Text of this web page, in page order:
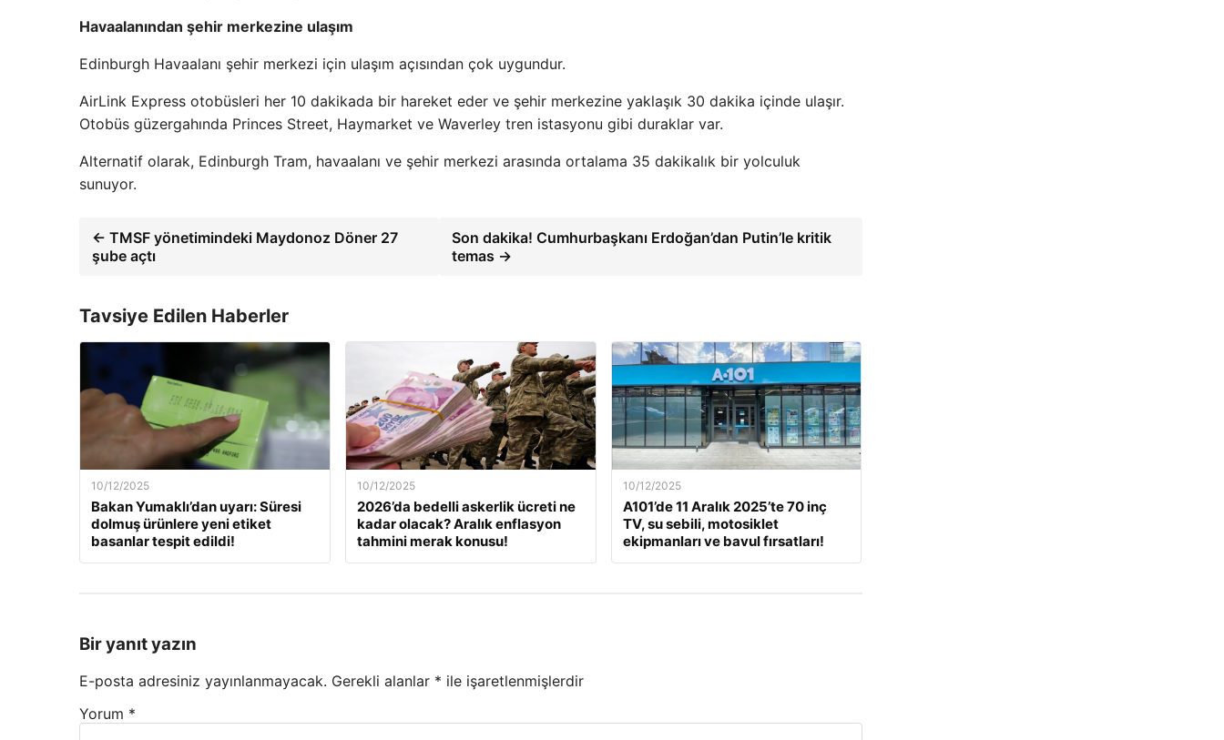
Havaalanından şehir merkezine ulaşım
Edinburgh Havaalanı şehir merkezi için ulaşım açısından çok uygundur.
AirLink Express otobüsleri her 10 dakikada bir hareket eder ve şehir merkezine yaklaşık 30 dakika içinde ulaşır.
Otobüs güzergahında Princes Street, Haymarket ve Waverley tren istasyonu gibi duraklar var.
Alternatif olarak, Edinburgh Tram, havaalanı ve şehir merkezi arasında ortalama 35 dakikalık bir yolculuk
sunuyor.
← TMSF yönetimindeki Maydonoz Döner 27
şube açtı
Son dakika! Cumhurbaşkanı Erdoğan’dan Putin’le kritik
temas →
Tavsiye Edilen Haberler
10/12/2025
Bakan Yumaklı’dan uyarı: Süresi
dolmuş ürünlere yeni etiket
basanlar tespit edildi!
10/12/2025
2026’da bedelli askerlik ücreti ne
kadar olacak? Aralık enflasyon
tahmini merak konusu!
10/12/2025
A101’de 11 Aralık 2025’te 70 inç
TV, su sebili, motosiklet
ekipmanları ve bavul fırsatları!
Bir yanıt yazın
E-posta adresiniz yayınlanmayacak. Gerekli alanlar * ile işaretlenmişlerdir
Yorum *